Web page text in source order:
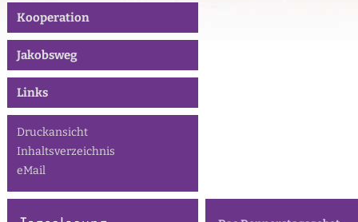
Kooperation
Jakobsweg
Links
Druckansicht
Inhaltsverzeichnis
eMail